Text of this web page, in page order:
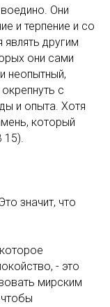
воедино. Они
и терпение и со
другим
они сами
неопытный,
с
и опыта. Хотя
который
15).
значит, что
- это
мирским